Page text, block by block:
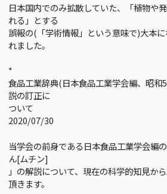
日本国内でのみ拡散していた、「植物や
れる」とする
誤報の(「学術情報」という意味で)大本
れました。
*
食品工業辞典(日本食品工業学会編、昭和
説の訂正に
ついて
2020/07/30
当学会の前身である日本食品工業学会編
ん[ムチン]
」の解説について、現在の科学的知見か
頂きます。